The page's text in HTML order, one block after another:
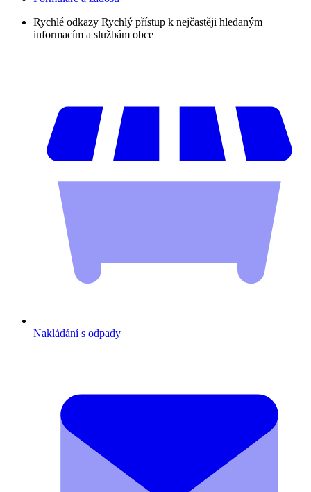
Rychlé odkazy Rychlý přístup k nejčastěji hledaným
informacím a službám obce
Nakládání s odpady